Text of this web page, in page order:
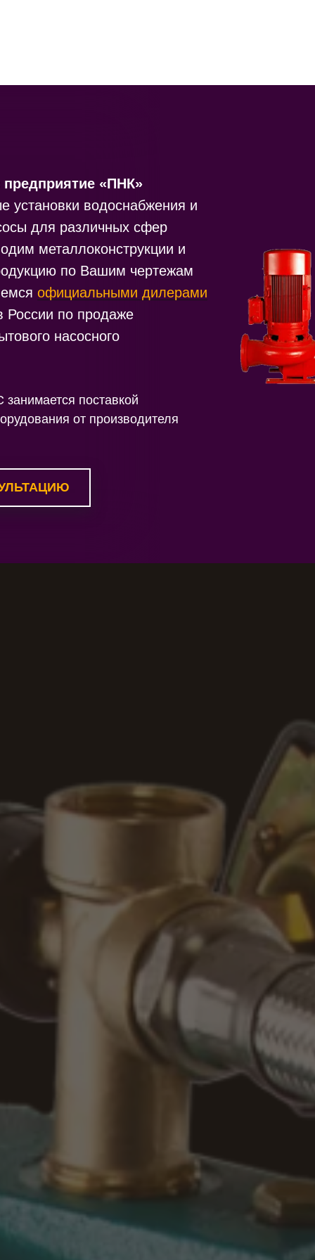
«ПНК»
установки водоснабжения и
для различных сфер
металлоконструкции и
по Вашим чертежам
официальными дилерами
России по продаже
насосного
поставкой
от производителя